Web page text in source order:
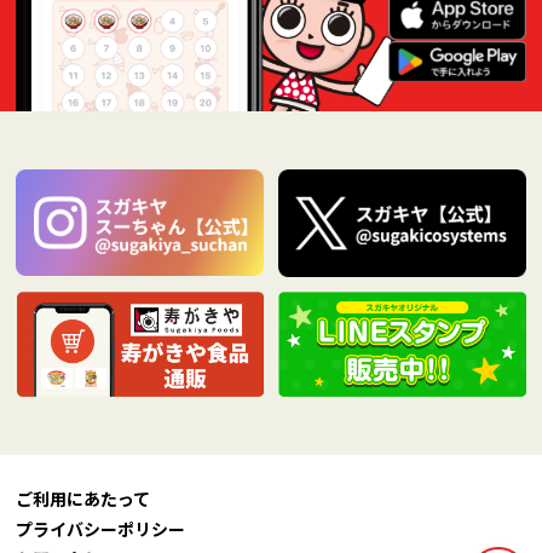
ご利用にあたって
プライバシーポリシー